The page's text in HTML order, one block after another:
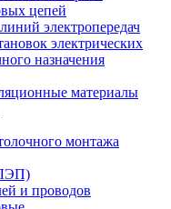
цепей
электропередач
электрических
назначения
материалы
монтажа
и проводов